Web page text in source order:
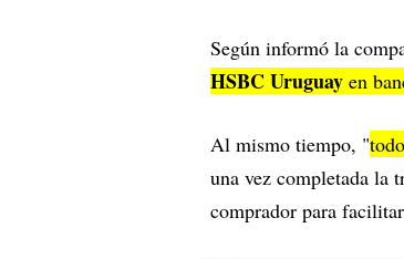
Según informó la
HSBC Uruguay en
Al mismo tiempo, "
una vez completada la
comprador para